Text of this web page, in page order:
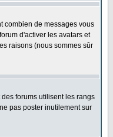
combien de messages vous
d'activer les avatars et
raisons (nous sommes sûr
forums utilisent les rangs
pas poster inutilement sur